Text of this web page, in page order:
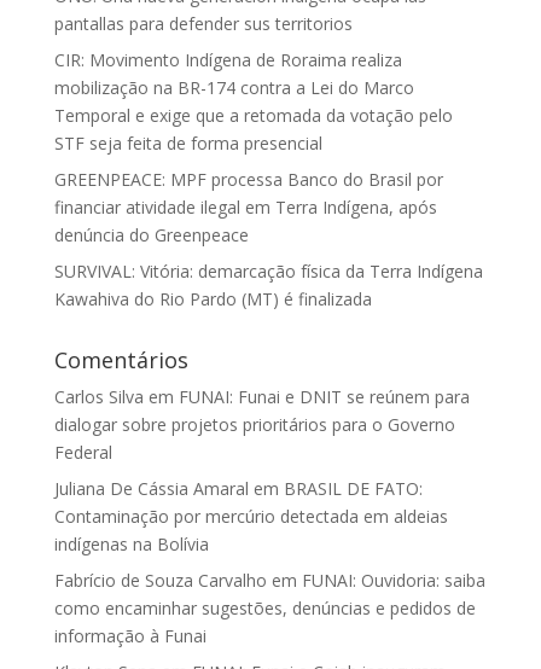
pantallas para defender sus territorios
CIR: Movimento Indígena de Roraima realiza
mobilização na BR-174 contra a Lei do Marco
Temporal e exige que a retomada da votação pelo
STF seja feita de forma presencial
GREENPEACE: MPF processa Banco do Brasil por
financiar atividade ilegal em Terra Indígena, após
denúncia do Greenpeace
SURVIVAL: Vitória: demarcação física da Terra Indígena
Kawahiva do Rio Pardo (MT) é finalizada
Comentários
Carlos Silva em FUNAI: Funai e DNIT se reúnem para
dialogar sobre projetos prioritários para o Governo
Federal
Juliana De Cássia Amaral em BRASIL DE FATO:
Contaminação por mercúrio detectada em aldeias
indígenas na Bolívia
Fabrício de Souza Carvalho em FUNAI: Ouvidoria: saiba
como encaminhar sugestões, denúncias e pedidos de
informação à Funai